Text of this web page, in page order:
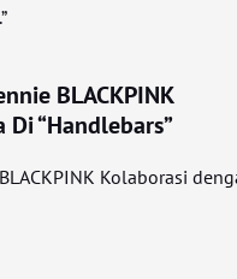
BLACKPINK
“Handlebars”